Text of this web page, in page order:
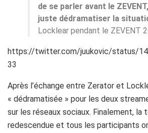
de se parler avant le
juste dédramatiser la
Locklear pendant le ZEVENT
https://twitter.com/juukovic/status/
33
Après l’échange entre Zerator et
« dédramatisée » pour les deux
sur les réseaux sociaux. Finalement, la
redescendue et tous les participants